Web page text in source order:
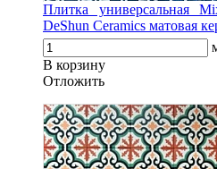
Плитка универсальная
DeShun Ceramics матовая
В корзину
Oтложить